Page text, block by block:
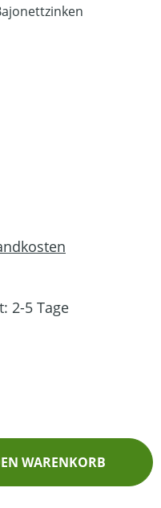
2-5 Tage
gewünschten
WARENKORB